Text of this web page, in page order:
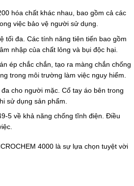
hóa chất khác nhau, bao gồm cả các
việc bảo vệ người sử dụng.
tối đa. Các tính năng tiên tiến bao gồm
nhập của chất lỏng và bụi độc hại.
ép chắc chắn, tạo ra màng chắn chống
trong môi trường làm việc nguy hiểm.
cho người mặc. Cổ tay áo bên trong
sử dụng sản phẩm.
5 về khả năng chống tĩnh điện. Điều
4000 là sự lựa chọn tuyệt vời